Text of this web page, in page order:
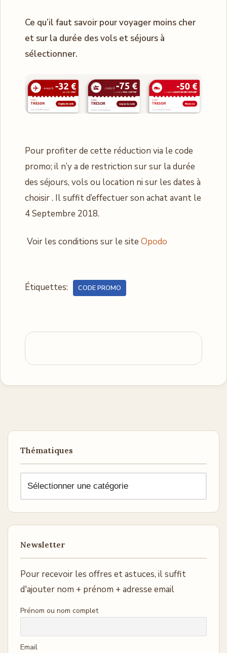
Ce qu’il faut savoir pour voyager moins cher
et sur la durée des vols et séjours à
sélectionner.
Pour profiter de cette réduction via le code
promo; il n’y a de restriction sur sur la durée
des séjours, vols ou location ni sur les dates à
choisir . Il suffit d’effectuer son achat avant le
4 Septembre 2018.
Voir les conditions sur le site Opodo
Étiquettes: CODE PROMO
Thématiques
Newsletter
Pour recevoir les offres et astuces, il suffit
d'ajouter nom + prénom + adresse email
Prénom ou nom complet
Email